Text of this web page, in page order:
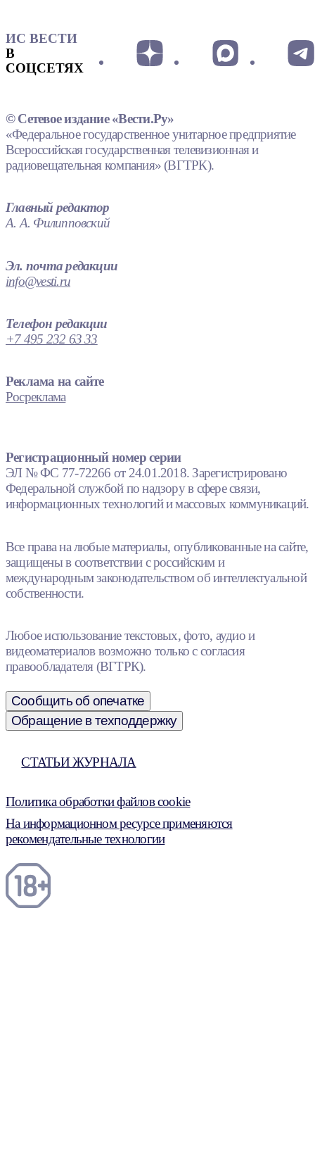
ИС ВЕСТИ
В
СОЦСЕТЯХ
© Сетевое издание «Вести.Ру»
«Федеральное государственное унитарное предприятие
Всероссийская государственная телевизионная и
радиовещательная компания» (ВГТРК).
Главный редактор
А. А. Филипповский
Эл. почта редакции
info@vesti.ru
Телефон редакции
+7 495 232 63 33
Реклама на сайте
Росреклама
Регистрационный номер серии
ЭЛ № ФС 77-72266 от 24.01.2018. Зарегистрировано
Федеральной службой по надзору в сфере связи,
информационных технологий и массовых коммуникаций.
Все права на любые материалы, опубликованные на сайте,
защищены в соответствии с российским и
международным законодательством об интеллектуальной
собственности.
Любое использование текстовых, фото, аудио и
видеоматериалов возможно только с согласия
правообладателя (ВГТРК).
Сообщить об опечатке
Обращение в техподдержку
СТАТЬИ ЖУРНАЛА
Политика обработки файлов cookie
На информационном ресурсе применяются
рекомендательные технологии